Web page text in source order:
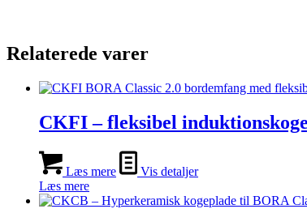
Relaterede varer
CKFI – fleksibel
Læs mere
Vis detaljer
Læs mere